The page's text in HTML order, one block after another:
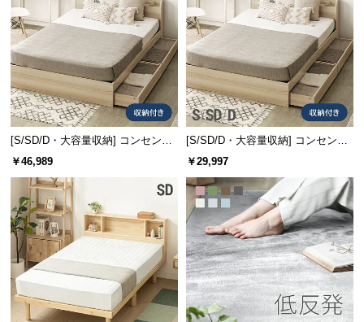
o.,
[S/SD/D・大容量収納] コンセント
機能付きベッド 超極厚マットレス
￥46,989
[S/SD/D・大容量収納] コンセント
機能付きベッド マットレス付き
￥29,997